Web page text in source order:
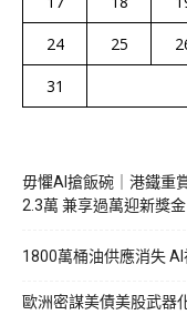
24
25
31
毋懼AI搶飯碗｜港鐵重
2.3萬 兼享過萬迎新獎金
1800萬桶油供應消失
歐洲密謀美債美股武器